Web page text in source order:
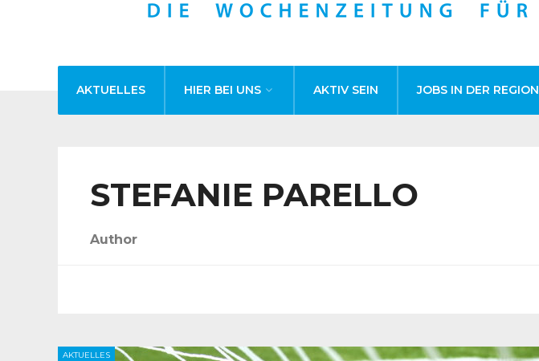
AKTUELLES HIER BEI UNS AKTIV SEIN JOBS IN DER REGION
STEFANIE PARELLO
Author
AKTUELLES